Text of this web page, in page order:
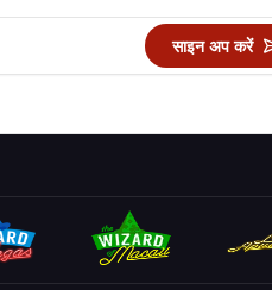
साइन अप करें